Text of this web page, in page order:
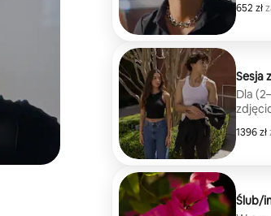
652 zł
652 zł
,
Sesja
Dla
1396 zł
1396
,
Ślub/